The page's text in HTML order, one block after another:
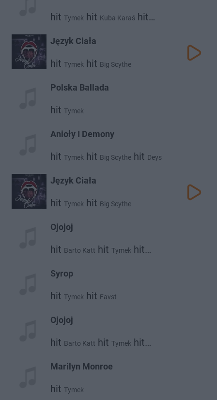
hit Tymek hit Kuba Karaś hit
Język Ciała
hit Tymek hit Big Scythe
Polska Ballada
hit Tymek
Anioły I Demony
hit Tymek hit Big Scythe hit Deys
Język Ciała
hit Tymek hit Big Scythe
Ojojoj
hit Barto Katt hit Tymek hit
Syrop
hit Tymek hit Favst
Ojojoj
hit Barto Katt hit Tymek hit
Marilyn Monroe
hit Tymek